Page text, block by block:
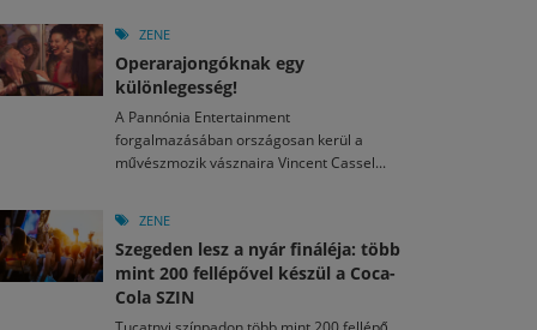
ZENE
Operarajongóknak egy
különlegesség!
A Pannónia Entertainment
forgalmazásában országosan kerül a
művészmozik vásznaira Vincent Cassel...
ZENE
Szegeden lesz a nyár fináléja: több
mint 200 fellépővel készül a Coca-
Cola SZIN